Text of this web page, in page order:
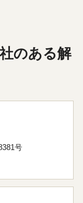
のある解
号